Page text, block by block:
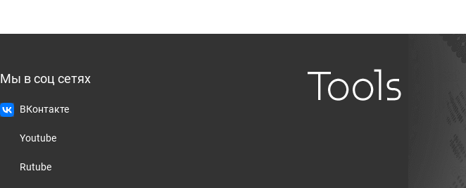
Мы в соц сетях
ВКонтакте
Youtube
Rutube